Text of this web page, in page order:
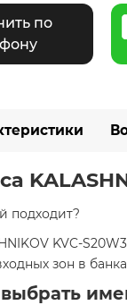
по
подходит?
KVC-
зон в